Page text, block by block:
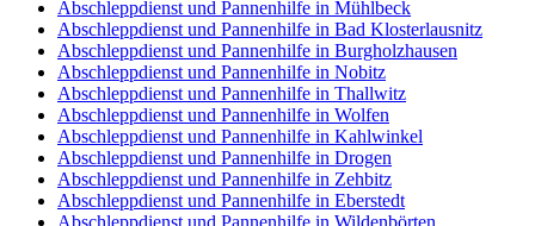
Abschleppdienst und Pannenhilfe in Mühlbeck
Abschleppdienst und Pannenhilfe in Bad Klosterlausnitz
Abschleppdienst und Pannenhilfe in Burgholzhausen
Abschleppdienst und Pannenhilfe in Nobitz
Abschleppdienst und Pannenhilfe in Thallwitz
Abschleppdienst und Pannenhilfe in Wolfen
Abschleppdienst und Pannenhilfe in Kahlwinkel
Abschleppdienst und Pannenhilfe in Drogen
Abschleppdienst und Pannenhilfe in Zehbitz
Abschleppdienst und Pannenhilfe in Eberstedt
Abschleppdienst und Pannenhilfe in Wildenbörten